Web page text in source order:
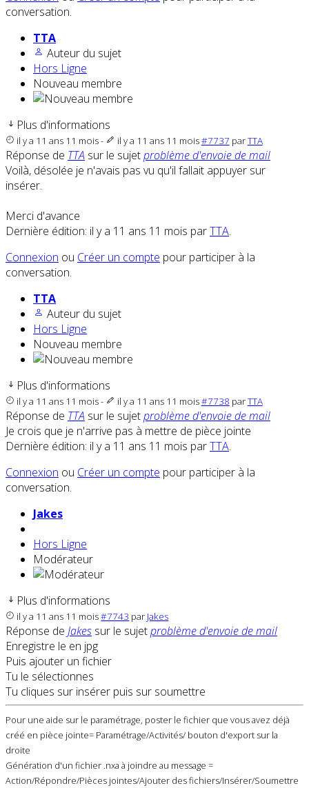
conversation.
TTA
Auteur du sujet
Hors Ligne
Nouveau membre
Plus d'informations
il y a 11 ans 11 mois- il y a 11 ans 11 mois#7737 parTTA
Réponse de TTA sur le sujetproblème d'envoie de mail
Voilà, désolée je n'avais pas vu qu'il fallait appuyer sur
insérer.
Merci d'avance
Dernière édition: il y a 11 ans 11 mois parTTA.
Connexion ou Créer un compte pour participer à la
conversation.
TTA
Auteur du sujet
Hors Ligne
Nouveau membre
Plus d'informations
il y a 11 ans 11 mois- il y a 11 ans 11 mois#7738 parTTA
Réponse de TTA sur le sujetproblème d'envoie de mail
Je crois que je n'arrive pas à mettre de pièce jointe
Dernière édition: il y a 11 ans 11 mois parTTA.
Connexion ou Créer un compte pour participer à la
conversation.
Jakes
Hors Ligne
Modérateur
Plus d'informations
il y a 11 ans 11 mois#7743 par Jakes
Réponse de Jakes sur le sujetproblème d'envoie de mail
Enregistre le en jpg
Puis ajouter un fichier
Tu le sélectionnes
Tu cliques sur insérer puis sur soumettre
Pour une aide sur le paramétrage, poster le fichier que vous avez déjà
créé en pièce jointe= Paramétrage/Activités/ bouton d'export sur la
droite
Génération d'un fichier .nxa à joindre au message =
Action/Répondre/Pièces jointes/Ajouter des fichiers/Insérer/Soumettre